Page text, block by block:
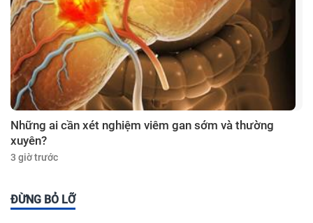
Những ai cần xét nghiệm viêm gan sớm và thường
xuyên?
3 giờ trước
ĐỪNG BỎ LỠ